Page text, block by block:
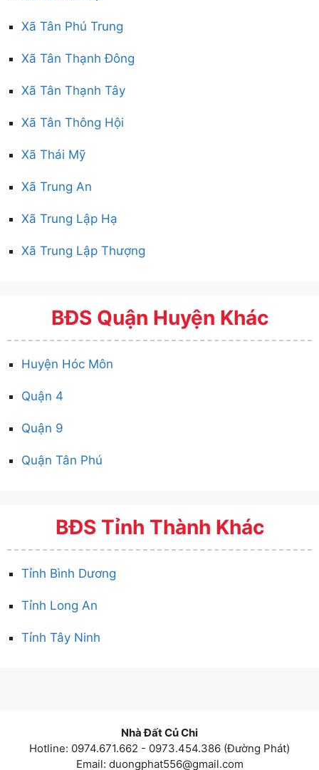
Xã Tân Phú Trung
Xã Tân Thạnh Đông
Xã Tân Thạnh Tây
Xã Tân Thông Hội
Xã Thái Mỹ
Xã Trung An
Xã Trung Lập Hạ
Xã Trung Lập Thượng
BĐS Quận Huyện Khác
Huyện Hóc Môn
Quận 4
Quận 9
Quận Tân Phú
BĐS Tỉnh Thành Khác
Tỉnh Bình Dương
Tỉnh Long An
Tỉnh Tây Ninh
Nhà Đất Củ Chi
Hotline: 0974.671.662 - 0973.454.386 (Đường Phát)
Email: duongphat556@gmail.com